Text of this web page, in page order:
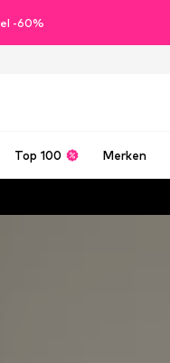
-60%
Top 100 Merken